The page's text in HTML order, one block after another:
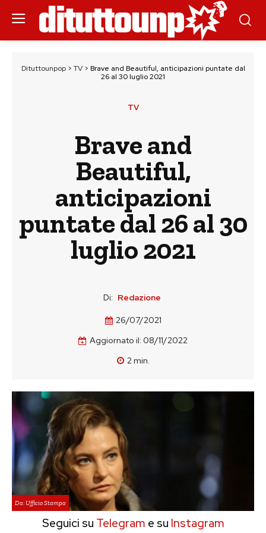
Dituttounpop> TV> Brave and Beautiful, anticipazioni puntate dal
26 al 30 luglio 2021
TV
Brave and
Beautiful,
anticipazioni
puntate dal 26 al 30
luglio 2021
Di: Redazione
26/07/2021
Aggiornato il: 08/11/2022
2min.
Da: Ufficio Stampa
Seguici su Telegram e su Instagram